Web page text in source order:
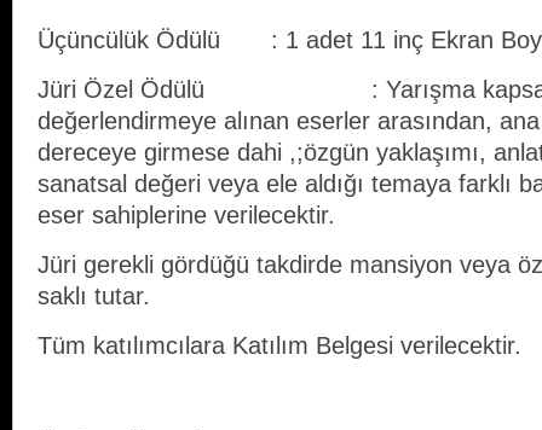
Üçüncülük Ödülü : 1 adet 11 inç Ekran
Jüri Özel Ödülü : Yarışma
değerlendirmeye alınan eserler arasından,
dereceye girmese dahi ,;özgün yaklaşımı,
sanatsal değeri veya ele aldığı temaya farklı
eser sahiplerine verilecektir.
Jüri gerekli gördüğü takdirde mansiyon veya
saklı tutar.
Tüm katılımcılara Katılım Belgesi verilecektir.